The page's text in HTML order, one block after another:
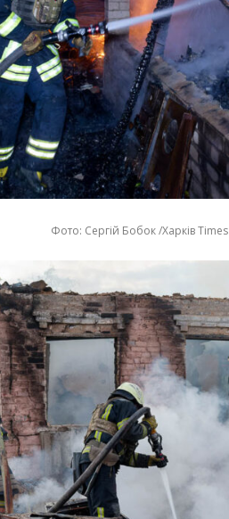
Фото: Сергій Бобок /Харків Times